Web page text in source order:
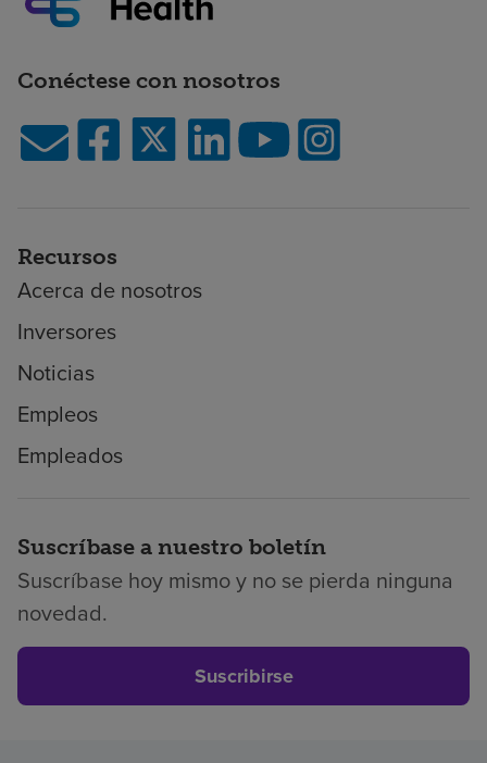
Conéctese con nosotros
Recursos
Acerca de nosotros
Inversores
Noticias
Empleos
Empleados
Suscríbase a nuestro boletín
Suscríbase hoy mismo y no se pierda ninguna
novedad.
Suscribirse